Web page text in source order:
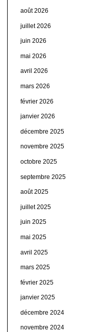
août 2026
juillet 2026
juin 2026
mai 2026
avril 2026
mars 2026
février 2026
janvier 2026
décembre 2025
novembre 2025
octobre 2025
septembre 2025
août 2025
juillet 2025
juin 2025
mai 2025
avril 2025
mars 2025
février 2025
janvier 2025
décembre 2024
novembre 2024